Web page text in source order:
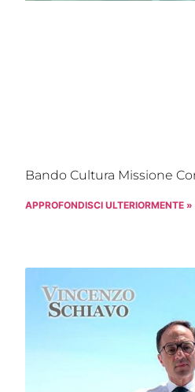
Bando Cultura Missione
APPROFONDISCI ULTERIORMENTE »